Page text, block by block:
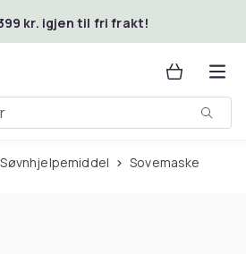
kr. igjen til fri frakt!
Søvnhjelpemiddel Sovemaske